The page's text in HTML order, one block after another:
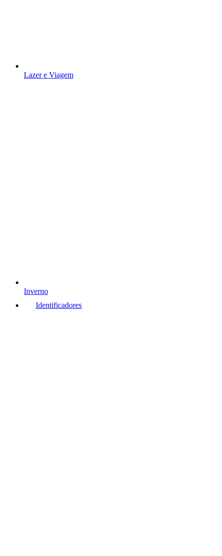
Lazer e Viagem
Inverno
Identificadores